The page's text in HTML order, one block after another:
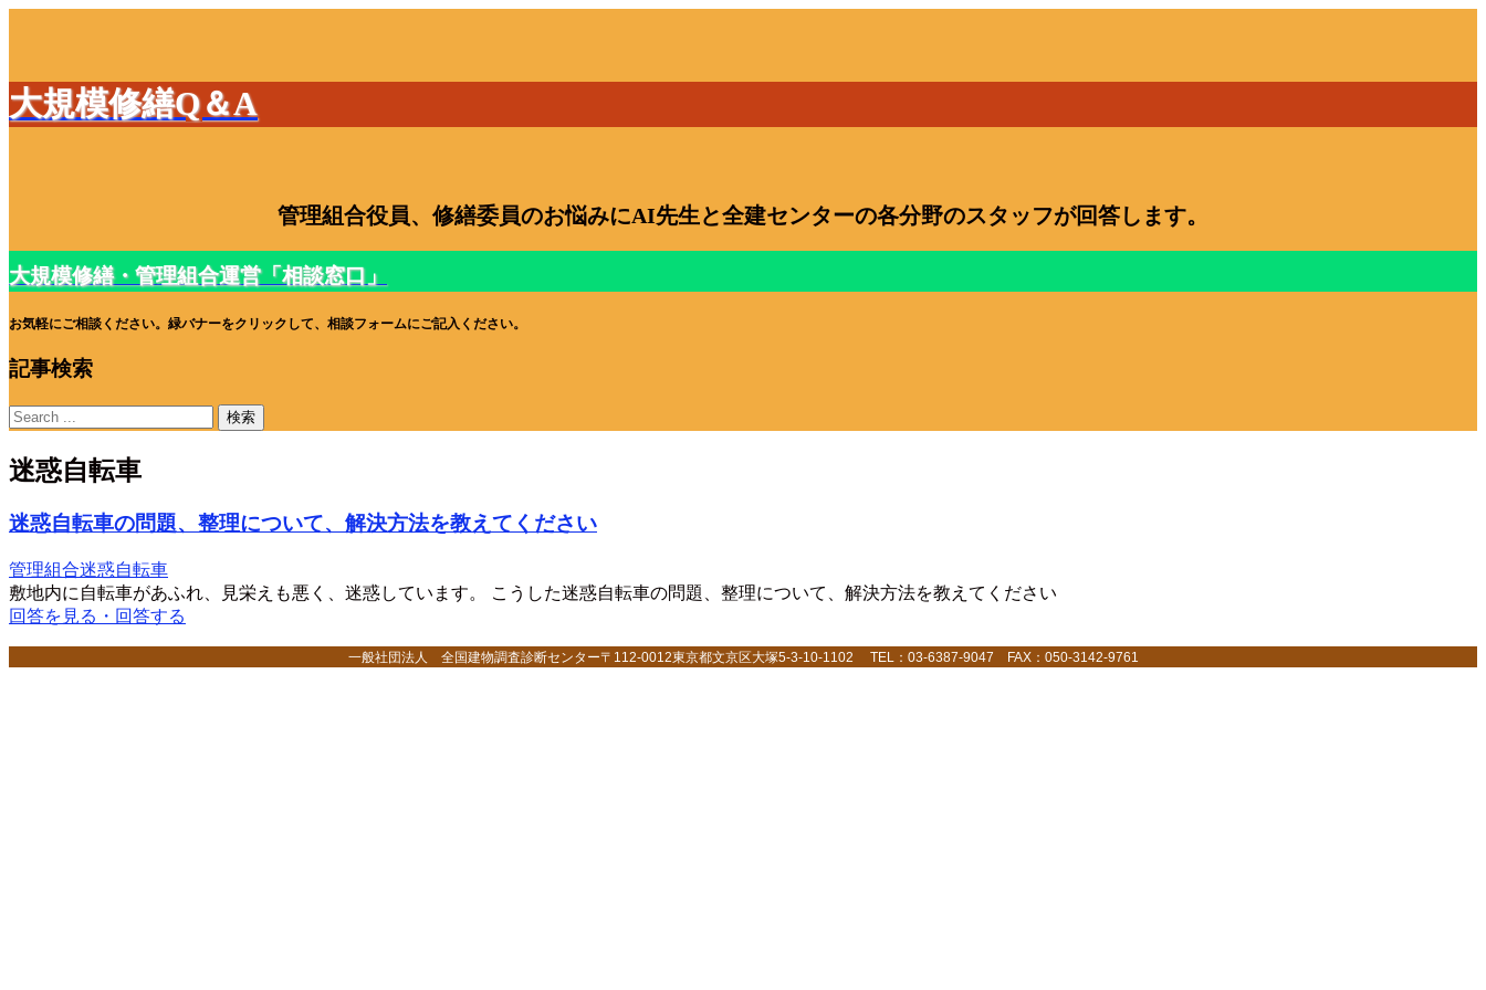
大規模修繕Q＆A
管理組合役員、修繕委員のお悩みにAI先生と全建センターの各分野のスタッフが回答します。
大規模修繕・管理組合運営「相談窓口」
お気軽にご相談ください。緑バナーをクリックして、相談フォームにご記入ください。
記事検索
迷惑自転車
迷惑自転車の問題、整理について、解決方法を教えてください
管理組合迷惑自転車
敷地内に自転車があふれ、見栄えも悪く、迷惑しています。 こうした迷惑自転車の問題、整理について、解決方法を教えてください
回答を見る・回答する
一般社団法人 全国建物調査診断センター〒112-0012東京都文京区大塚5-3-10-1102 TEL：03-6387-9047 FAX：050-3142-9761